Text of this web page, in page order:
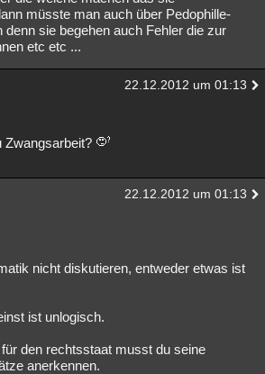
müsste man auch über Pedophille-
denn sie begehen auch Fehler die zur
etc etc ...
22.12.2012 um 01:13
Zwangsarbeit?
22.12.2012 um 01:13
nicht diskutieren, entweder etwas ist
ist unlogisch.
den rechtsstaat musst du seine
anerkennen.